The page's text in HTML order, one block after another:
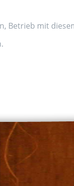
Betrieb mit